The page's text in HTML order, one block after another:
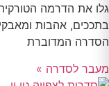
גלו את הדרמה
בתככים, אהבות
הסדרה המדוברת
מעבר לסדרה »